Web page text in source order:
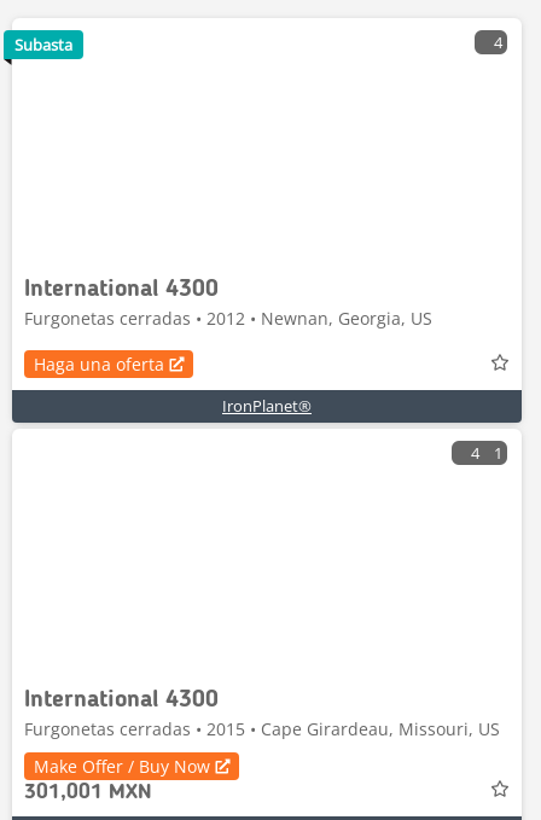
4
International 4300
Furgonetas cerradas • 2012 • Newnan, Georgia, US
Haga una oferta
IronPlanet®
Subasta
4 1
International 4300
Furgonetas cerradas • 2015 • Cape Girardeau, Missouri, US
Make Offer / Buy Now
301,001 MXN